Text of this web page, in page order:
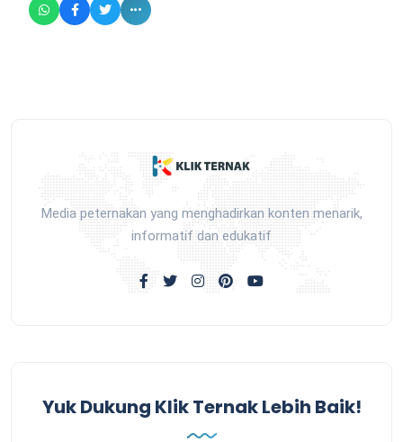
Media peternakan yang menghadirkan konten menarik,
informatif dan edukatif
Yuk Dukung Klik Ternak Lebih Baik!